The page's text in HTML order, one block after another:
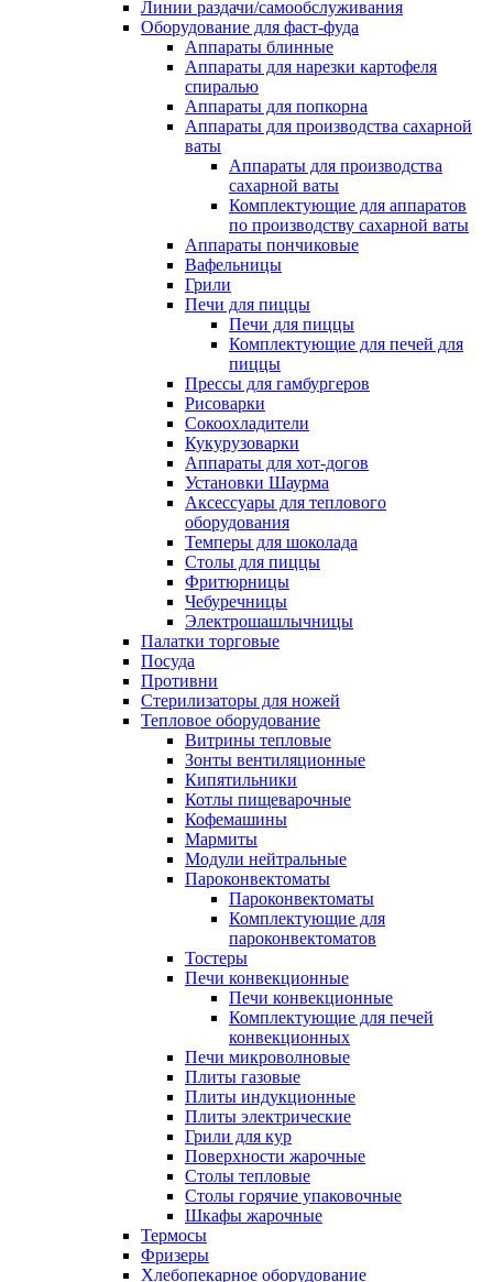
Линии раздачи/самообслуживания
Оборудование для фаст-фуда
Аппараты блинные
Аппараты для нарезки картофеля
спиралью
Аппараты для попкорна
Аппараты для производства сахарной
ваты
Аппараты для производства
сахарной ваты
Комплектующие для аппаратов
по производству сахарной ваты
Аппараты пончиковые
Вафельницы
Грили
Печи для пиццы
Печи для пиццы
Комплектующие для печей для
пиццы
Прессы для гамбургеров
Рисоварки
Сокоохладители
Кукурузоварки
Аппараты для хот-догов
Установки Шаурма
Аксессуары для теплового
оборудования
Темперы для шоколада
Столы для пиццы
Фритюрницы
Чебуречницы
Электрошашлычницы
Палатки торговые
Посуда
Противни
Стерилизаторы для ножей
Тепловое оборудование
Витрины тепловые
Зонты вентиляционные
Кипятильники
Котлы пищеварочные
Кофемашины
Мармиты
Модули нейтральные
Пароконвектоматы
Пароконвектоматы
Комплектующие для
пароконвектоматов
Тостеры
Печи конвекционные
Печи конвекционные
Комплектующие для печей
конвекционных
Печи микроволновые
Плиты газовые
Плиты индукционные
Плиты электрические
Грили для кур
Поверхности жарочные
Столы тепловые
Столы горячие упаковочные
Шкафы жарочные
Термосы
Фризеры
Хлебопекарное оборудование